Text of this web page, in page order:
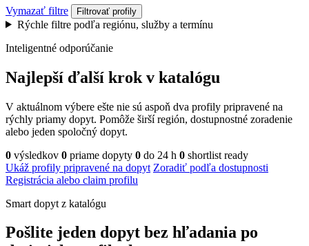
Vymazať filtre Filtrovať profily
Rýchle filtre podľa regiónu, služby a termínu
Inteligentné odporúčanie
Najlepší ďalší krok v katalógu
V aktuálnom výbere ešte nie sú aspoň dva profily pripravené na
rýchly priamy dopyt. Pomôže širší región, dostupnostné zoradenie
alebo jeden spoločný dopyt.
0 výsledkov 0 priame dopyty 0 do 24 h 0 shortlist ready
Ukáž profily pripravené na dopyt Zoradiť podľa dostupnosti
Registrácia alebo claim profilu
Smart dopyt z katalógu
Pošlite jeden dopyt bez hľadania po